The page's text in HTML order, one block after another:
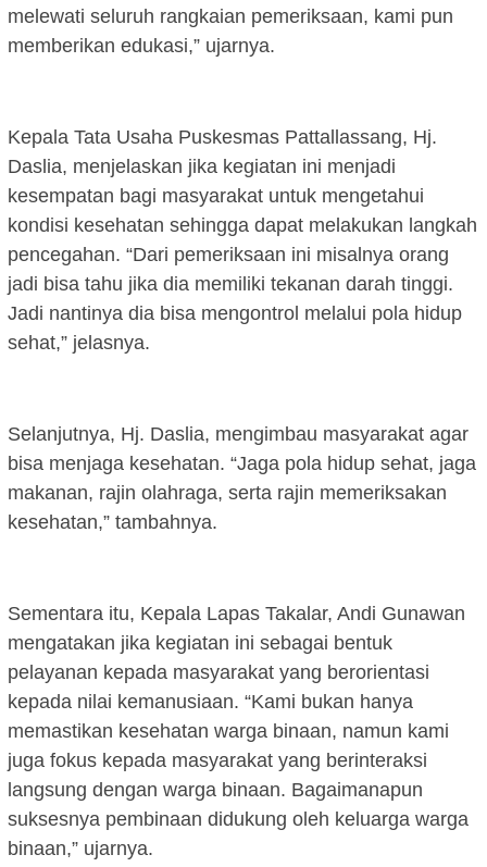
melewati seluruh rangkaian pemeriksaan, kami pun
memberikan edukasi,” ujarnya.
Kepala Tata Usaha Puskesmas Pattallassang, Hj.
Daslia, menjelaskan jika kegiatan ini menjadi
kesempatan bagi masyarakat untuk mengetahui
kondisi kesehatan sehingga dapat melakukan langkah
pencegahan. “Dari pemeriksaan ini misalnya orang
jadi bisa tahu jika dia memiliki tekanan darah tinggi.
Jadi nantinya dia bisa mengontrol melalui pola hidup
sehat,” jelasnya.
Selanjutnya, Hj. Daslia, mengimbau masyarakat agar
bisa menjaga kesehatan. “Jaga pola hidup sehat, jaga
makanan, rajin olahraga, serta rajin memeriksakan
kesehatan,” tambahnya.
Sementara itu, Kepala Lapas Takalar, Andi Gunawan
mengatakan jika kegiatan ini sebagai bentuk
pelayanan kepada masyarakat yang berorientasi
kepada nilai kemanusiaan. “Kami bukan hanya
memastikan kesehatan warga binaan, namun kami
juga fokus kepada masyarakat yang berinteraksi
langsung dengan warga binaan. Bagaimanapun
suksesnya pembinaan didukung oleh keluarga warga
binaan,” ujarnya.